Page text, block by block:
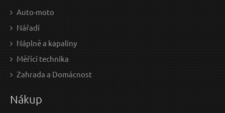
Auto-moto
Nářadí
Náplně a kapaliny
Měřící technika
Zahrada a Domácnost
Nákup